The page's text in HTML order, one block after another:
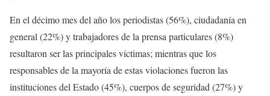
En el décimo mes del año los periodistas (56%), ciudadanía en
general (22%) y trabajadores de la prensa particulares (8%)
resultaron ser las principales víctimas; mientras que los
responsables de la mayoría de estas violaciones fueron las
instituciones del Estado (45%), cuerpos de seguridad (27%) y